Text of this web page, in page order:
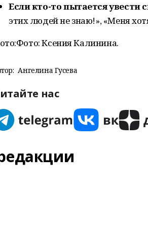
Если кто-то пытается увести
этих людей не знаю!», «Меня
Ксения Калинина.
Ангелина Гусева
нас